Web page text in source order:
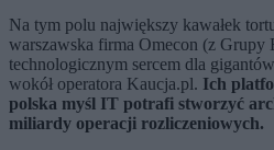
Na tym polu największy kawałek
warszawska firma Omecon (z Grupy
technologicznym sercem dla
wokół operatora Kaucja.pl. Ich
polska myśl IT potrafi stworzyć
miliardy operacji rozliczeniowych.